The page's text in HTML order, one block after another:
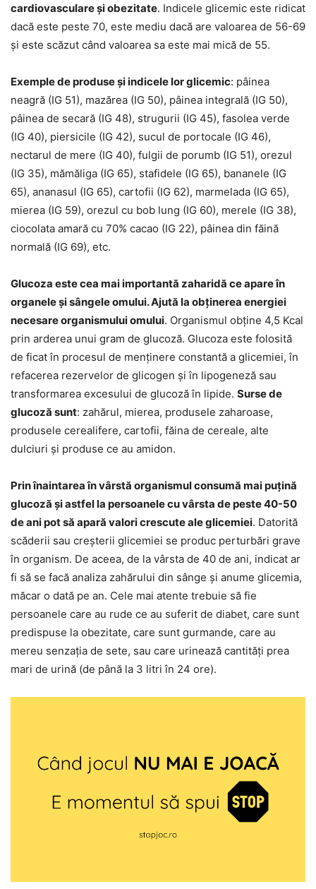
cardiovasculare și obezitate. Indicele glicemic este ridicat
dacă este peste 70, este mediu dacă are valoarea de 56-69
și este scăzut când valoarea sa este mai mică de 55.
Exemple de produse și indicele lor glicemic: pâinea
neagră (IG 51), mazărea (IG 50), pâinea integrală (IG 50),
pâinea de secară (IG 48), strugurii (IG 45), fasolea verde
(IG 40), piersicile (IG 42), sucul de portocale (IG 46),
nectarul de mere (IG 40), fulgii de porumb (IG 51), orezul
(IG 35), mămăliga (IG 65), stafidele (IG 65), bananele (IG
65), ananasul (IG 65), cartofii (IG 62), marmelada (IG 65),
mierea (IG 59), orezul cu bob lung (IG 60), merele (IG 38),
ciocolata amară cu 70% cacao (IG 22), pâinea din făină
normală (IG 69), etc.
Glucoza este cea mai importantă zaharidă ce apare în
organele și sângele omului. Ajută la obținerea energiei
necesare organismului omului. Organismul obține 4,5 Kcal
prin arderea unui gram de glucoză. Glucoza este folosită
de ficat în procesul de menținere constantă a glicemiei, în
refacerea rezervelor de glicogen și în lipogeneză sau
transformarea excesului de glucoză în lipide. Surse de
glucoză sunt: zahărul, mierea, produsele zaharoase,
produsele cerealifere, cartofii, făina de cereale, alte
dulciuri și produse ce au amidon.
Prin înaintarea în vârstă organismul consumă mai puțină
glucoză și astfel la persoanele cu vârsta de peste 40-50
de ani pot să apară valori crescute ale glicemiei. Datorită
scăderii sau creșterii glicemiei se produc perturbări grave
în organism. De aceea, de la vârsta de 40 de ani, indicat ar
fi să se facă analiza zahărului din sânge și anume glicemia,
măcar o dată pe an. Cele mai atente trebuie să fie
persoanele care au rude ce au suferit de diabet, care sunt
predispuse la obezitate, care sunt gurmande, care au
mereu senzația de sete, sau care urinează cantități prea
mari de urină (de până la 3 litri în 24 ore).